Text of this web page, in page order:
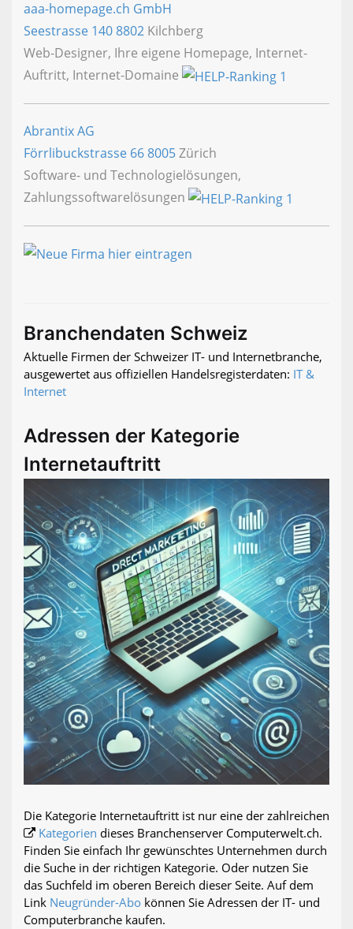
aaa-homepage.ch GmbH
Seestrasse 1408802 Kilchberg
Web-Designer, Ihre eigene Homepage, Internet-
Auftritt, Internet-Domaine
Abrantix AG
Förrlibuckstrasse 668005Zürich
Software- und Technologielösungen,
Zahlungssoftwarelösungen
Branchendaten Schweiz
Aktuelle Firmen der Schweizer IT- und Internetbranche,
ausgewertet aus offiziellen Handelsregisterdaten: IT &
Internet
Adressen der Kategorie
Internetauftritt
Die Kategorie Internetauftritt ist nur eine der zahlreichen
Kategorien dieses Branchenserver Computerwelt.ch.
Finden Sie einfach Ihr gewünschtes Unternehmen durch
die Suche in der richtigen Kategorie. Oder nutzen Sie
das Suchfeld im oberen Bereich dieser Seite. Auf dem
Link Neugründer-Abo können Sie Adressen der IT- und
Computerbranche kaufen.